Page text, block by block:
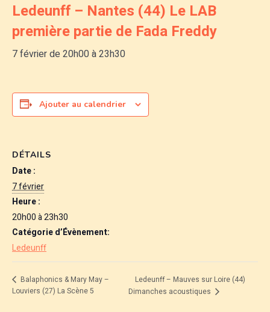
Ledeunff – Nantes (44) Le LAB
première partie de Fada Freddy
7 février de 20h00à23h30
Ajouter au calendrier
DÉTAILS
Date :
7 février
Heure :
20h00 à 23h30
Catégorie d’Évènement:
Ledeunff
Balaphonics & Mary May –
Louviers (27) La Scène 5
Ledeunff – Mauves sur Loire (44)
Dimanches acoustiques